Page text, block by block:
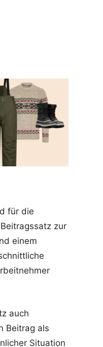
für die
zur
einem
auch
Beitrag als
Situation